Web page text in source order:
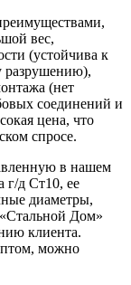
вес,
(устойчива к
разрушению),
(нет
соединений и
цена, что
спросе.
в нашем
г/д Ст10, ее
диаметры,
Дом»
клиента.
можно